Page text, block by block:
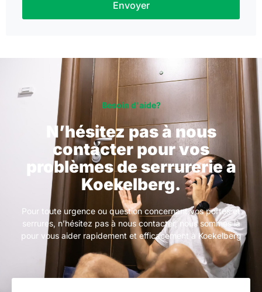
Envoyer
Besoin d'aide?
N’hésitez pas à nous
contacter pour vos
problèmes de serrurerie à
Koekelberg.
Pour toute urgence ou question concernant vos portes et
serrures, n’hésitez pas à nous contacter, nous sommes là
pour vous aider rapidement et efficacement à Koekelberg